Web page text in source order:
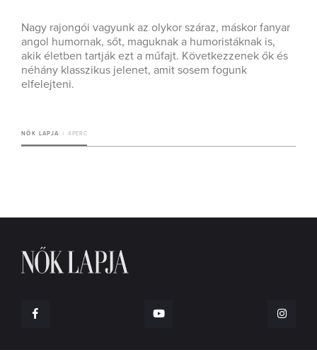
Nagy rajongói vagyunk az olykor száraz, máskor fanyar
angol humornak, sőt, maguknak a humoristáknak is,
akik életben tartják ezt a műfajt. Következzenek ők és
néhány klasszikus jelenet, amit sosem fogunk
elfelejteni.
NŐK LAPJA 4 PERC